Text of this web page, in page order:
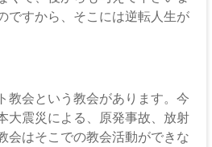
ですから、そこには逆転人生が
教会という教会があります。今
大震災による、原発事故、放射
会はそこでの教会活動ができな